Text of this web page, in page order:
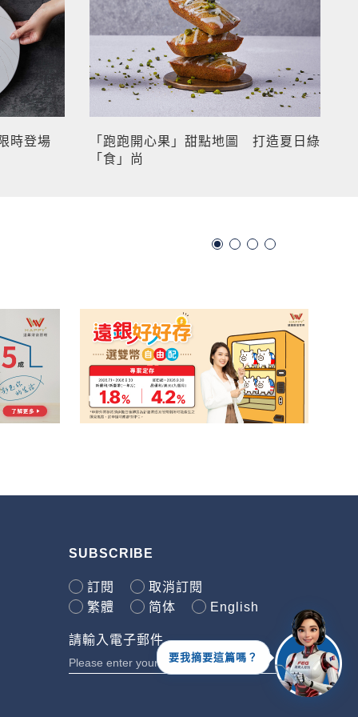
時登場
「跑跑開心果」甜點地圖 打造夏日綠
「食」尚
SUBSCRIBE
訂閱
取消訂閱
繁體
简体 English
請輸入電子郵件
要我摘要這篇嗎？